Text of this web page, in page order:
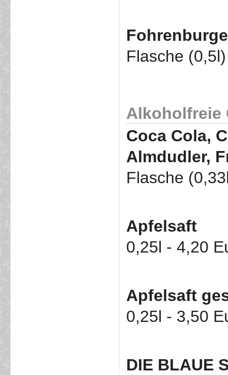
Flasche
Alkoholfreie
Coca Cola,
Almdudler,
Flasche
Apfelsaft
0,25l - 4,20
Apfelsaft
0,25l - 3,50
DIE BLAUE